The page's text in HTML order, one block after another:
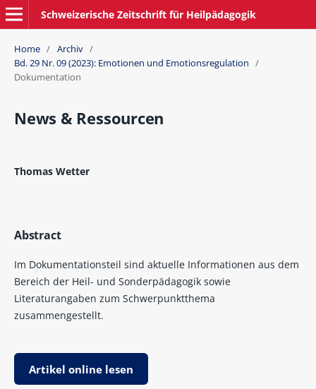
Schweizerische Zeitschrift für Heilpädagogik
Home / Archiv /
Bd. 29 Nr. 09 (2023): Emotionen und Emotionsregulation /
Dokumentation
News & Ressourcen
Thomas Wetter
Abstract
Im Dokumentationsteil sind aktuelle Informationen aus dem
Bereich der Heil- und Sonderpädagogik sowie
Literaturangaben zum Schwerpunktthema
zusammengestellt.
Artikel online lesen